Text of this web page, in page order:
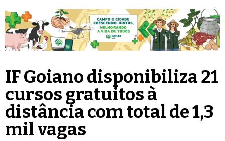
IF Goiano disponibiliza 21
cursos gratuitos à
distância com total de 1,3
mil vagas